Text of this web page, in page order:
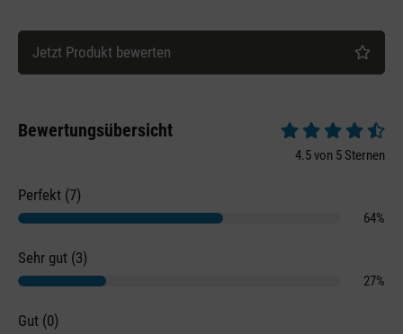
Jetzt Produkt bewerten
Bewertungsübersicht
Durchschnittliche
4.5 von 5 Sternen
Perfekt (7)
64%
Sehr gut (3)
27%
Gut (0)